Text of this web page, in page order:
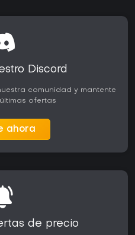
Discord
comunidad y mantente
ofertas
ahora
de precio